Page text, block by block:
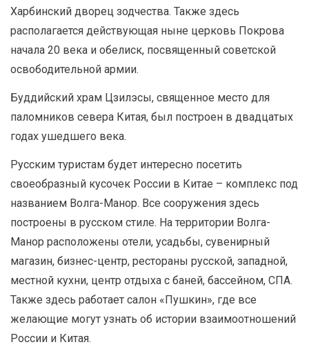
Харбинский дворец зодчества. Также здесь
располагается действующая ныне церковь Покрова
начала 20 века и обелиск, посвященный советской
освободительной армии.
Буддийский храм Цзилэсы, священное место для
паломников севера Китая, был построен в двадцатых
годах ушедшего века.
Русским туристам будет интересно посетить
своеобразный кусочек России в Китае – комплекс под
названием Волга-Манор. Все сооружения здесь
построены в русском стиле. На территории Волга-
Манор расположены отели, усадьбы, сувенирный
магазин, бизнес-центр, рестораны русской, западной,
местной кухни, центр отдыха с баней, бассейном, СПА.
Также здесь работает салон «Пушкин», где все
желающие могут узнать об истории взаимоотношений
России и Китая.